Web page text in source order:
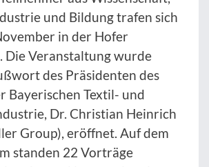
und Bildung trafen sich
in der Hofer
Die Veranstaltung wurde
des Präsidenten des
Bayerischen Textil- und
Dr. Christian Heinrich
Group), eröffnet. Auf dem
standen 22 Vorträge